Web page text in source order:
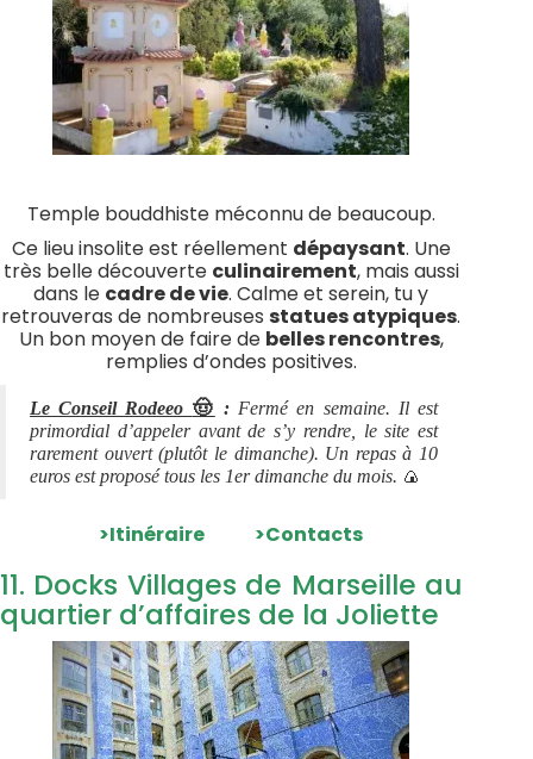
Temple bouddhiste méconnu de beaucoup.
Ce lieu insolite est réellement dépaysant. Une
très belle découverte culinairement, mais aussi
dans le cadre de vie. Calme et serein, tu y
retrouveras de nombreuses statues atypiques.
Un bon moyen de faire de belles rencontres,
remplies d’ondes positives.
Le Conseil Rodeeo 🤠 : Fermé en semaine. Il est
primordial d’appeler avant de s’y rendre, le site est
rarement ouvert (plutôt le dimanche). Un repas à 10
euros est proposé tous les 1er dimanche du mois. 🍙
>Itinéraire >Contacts
11. Docks Villages de Marseille au
quartier d’affaires de la Joliette